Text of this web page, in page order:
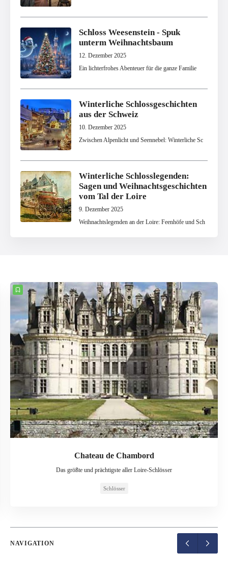
Schloss Weesenstein - Spuk
unterm Weihnachtsbaum
12. Dezember 2025
Ein lichterfrohes Abenteuer für die ganze Familie
Winterliche Schlossgeschichten
aus der Schweiz
10. Dezember 2025
Zwischen Alpenlicht und Seennebel: Winterliche Sc
Winterliche Schlosslegenden:
Sagen und Weihnachtsgeschichten
vom Tal der Loire
9. Dezember 2025
Weihnachtslegenden an der Loire: Feenhöfe und Sch
Chateau de Chambord
Das größte und prächtigste aller Loire-Schlösser
Schlösser
NAVIGATION